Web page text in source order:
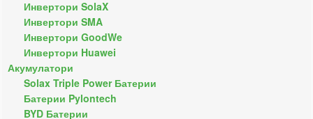
Инвертори SolaX
Инвертори SMA
Инвертори GoodWe
Инвертори Huawei
Акумулатори
Solax Triple Power Батерии
Батерии Pylontech
BYD Батерии